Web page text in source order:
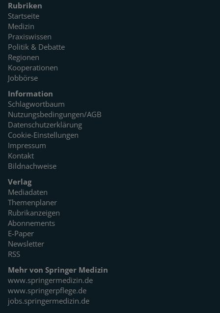
Rubriken
Startseite
Medizin
Praxiswissen
Politik & Debatte
Regionen
Kooperationen
Jobbörse
Information
Schlagwortbaum
Nutzungsbedingungen/AGB
Datenschutzerklärung
Cookie-Einstellungen
Impressum
Kontakt
Bildnachweise
Verlag
Mediadaten
Themenplaner
Rubrikanzeigen
Abonnements
E-Paper
Newsletter
RSS
Mehr von Springer Medizin
www.springermedizin.de
www.springerpflege.de
jobs.springermedizin.de